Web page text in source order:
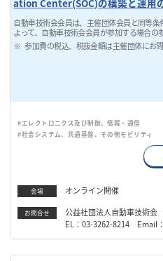
自動車技術会会員は、主催団体会員と同等条
よって、自動車技術会会員が参加する場合の
参加費の税込、税抜金額は主催団体にお
#エレクトロニクス及び制御、情報・通信
#社会システム、共通基盤、その他モビリティ
会場 オンライン開催
お問合せ
公益社団法人自動車技術
EL：03-3262-8214 Email